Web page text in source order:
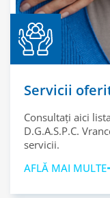
Servicii
Consultați aici
D.G.A.S.P.C.
servicii.
AFLĂ MAI MULTE